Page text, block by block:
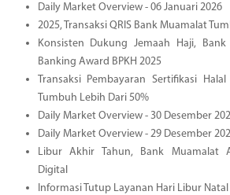
Daily Market Overview - 06 Januari 2026
2025, Transaksi QRIS Bank Muamalat
Konsisten Dukung Jemaah Haji,
Banking Award BPKH 2025
Transaksi Pembayaran Sertifikasi
Tumbuh Lebih Dari 50%
Daily Market Overview - 30 Desember
Daily Market Overview - 29 Desember
Libur Akhir Tahun, Bank Muamalat
Digital
Informasi Tutup Layanan Hari Libur